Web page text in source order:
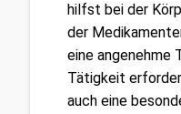
hilfst bei der
der
eine angenehme
Tätigkeit
auch eine